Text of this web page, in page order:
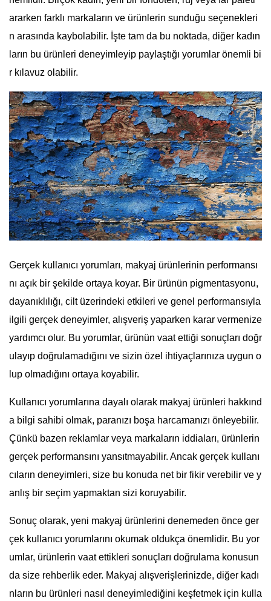
ararken farklı markaların ve ürünlerin sunduğu seçenekleri
n arasında kaybolabilir. İşte tam da bu noktada, diğer kadın
ların bu ürünleri deneyimleyip paylaştığı yorumlar önemli bi
r kılavuz olabilir.
Gerçek kullanıcı yorumları, makyaj ürünlerinin performansı
nı açık bir şekilde ortaya koyar. Bir ürünün pigmentasyonu,
dayanıklılığı, cilt üzerindeki etkileri ve genel performansıyla
ilgili gerçek deneyimler, alışveriş yaparken karar vermenize
yardımcı olur. Bu yorumlar, ürünün vaat ettiği sonuçları doğr
ulayıp doğrulamadığını ve sizin özel ihtiyaçlarınıza uygun o
lup olmadığını ortaya koyabilir.
Kullanıcı yorumlarına dayalı olarak makyaj ürünleri hakkınd
a bilgi sahibi olmak, paranızı boşa harcamanızı önleyebilir.
Çünkü bazen reklamlar veya markaların iddiaları, ürünlerin
gerçek performansını yansıtmayabilir. Ancak gerçek kullanı
cıların deneyimleri, size bu konuda net bir fikir verebilir ve y
anlış bir seçim yapmaktan sizi koruyabilir.
Sonuç olarak, yeni makyaj ürünlerini denemeden önce ger
çek kullanıcı yorumlarını okumak oldukça önemlidir. Bu yor
umlar, ürünlerin vaat ettikleri sonuçları doğrulama konusun
da size rehberlik eder. Makyaj alışverişlerinizde, diğer kadı
nların bu ürünleri nasıl deneyimlediğini keşfetmek için kulla